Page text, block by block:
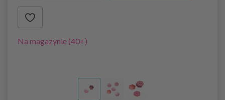
Na magazynie (40+)